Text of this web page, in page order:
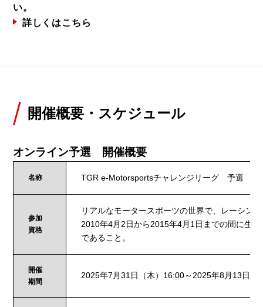
い。
詳しくはこちら
開催概要・スケジュール
オンライン予選 開催概要
名称 TGR e-Motorsportsチャレンジリーグ 予選
参加
資格
リアルなモータースポーツの世界で、レーシン
2010年4月2日から2015年4月1日までの間に生
であること。
開催
期間
2025年7月31日（木）16:00～2025年8月13日（